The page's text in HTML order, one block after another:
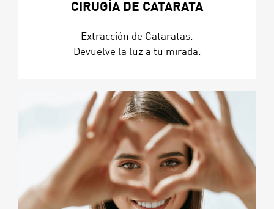
CIRUGÍA DE CATARATA
Extracción de Cataratas.
Devuelve la luz a tu mirada.